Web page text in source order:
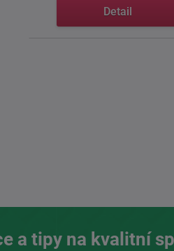
Detail
a tipy na kvalitní